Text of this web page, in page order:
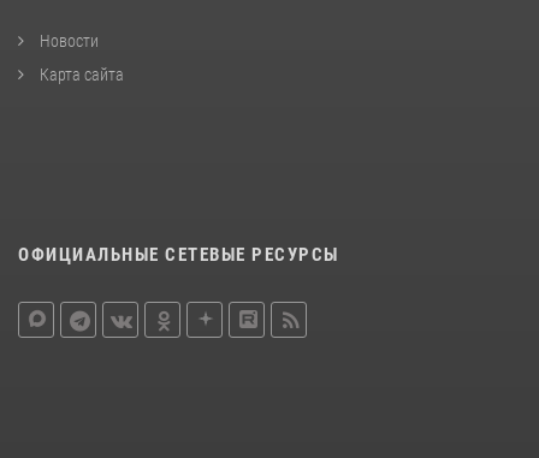
Новости
Карта сайта
ОФИЦИАЛЬНЫЕ СЕТЕВЫЕ РЕСУРСЫ